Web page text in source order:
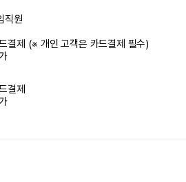
직원
결제 (※ 개인 고객은 카드결제 필수)
결제